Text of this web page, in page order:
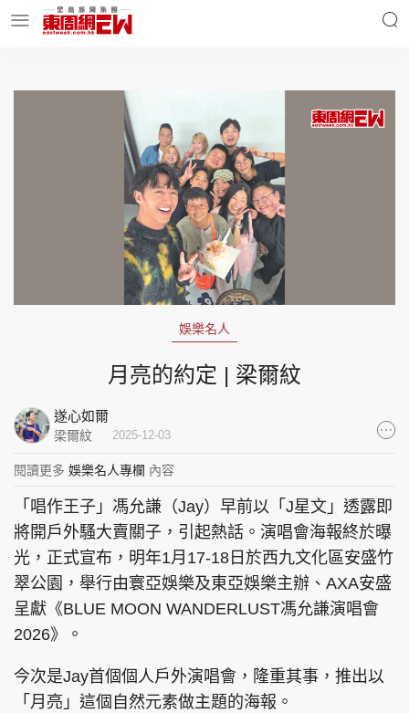
明星名人 時事財經
東周Ladies 優享生活
東周食玩通 會員活動
集團旗下品牌
東周刊 cazbuyer 東Touch
娛樂名人
月亮的約定 | 梁爾紋
遂心如爾
梁爾紋 2025-12-03
閱讀更多 娛樂名人專欄 內容
「唱作王子」馮允謙（Jay）早前以「J星文」透露即
將開戶外騷大賣關子，引起熱話。演唱會海報終於曝
光，正式宣布，明年1月17-18日於西九文化區安盛竹
翠公園，舉行由寰亞娛樂及東亞娛樂主辦、AXA安盛
呈獻《BLUE MOON WANDERLUST馮允謙演唱會
2026》。
今次是Jay首個個人戶外演唱會，隆重其事，推出以
「月亮」這個自然元素做主題的海報。